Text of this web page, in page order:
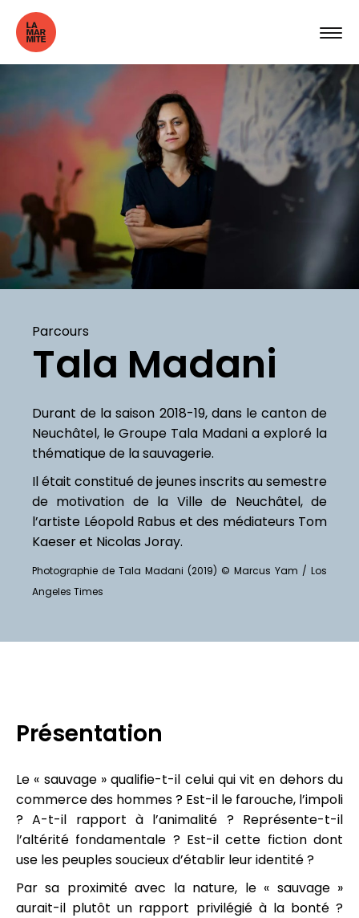
Parcours
Tala Madani
Durant de la saison 2018-19, dans le canton de
Neuchâtel, le Groupe Tala Madani a exploré la
thématique de la sauvagerie.
Il était constitué de jeunes inscrits au semestre
de motivation de la Ville de Neuchâtel, de
l’artiste Léopold Rabus et des médiateurs Tom
Kaeser et Nicolas Joray.
Photographie de Tala Madani (2019) © Marcus Yam / Los
Angeles Times
Présentation
Le « sauvage » qualifie-t-il celui qui vit en dehors du
commerce des hommes ? Est-il le farouche, l’impoli
? A-t-il rapport à l’animalité ? Représente-t-il
l’altérité fondamentale ? Est-il cette fiction dont
use les peuples soucieux d’établir leur identité ?
Par sa proximité avec la nature, le « sauvage »
aurait-il plutôt un rapport privilégié à la bonté ?